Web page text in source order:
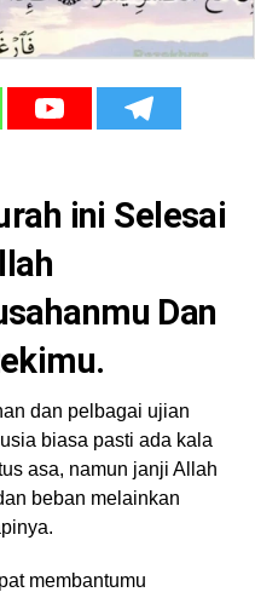
ini Selesai
Dan
dan pelbagai ujian
biasa pasti ada kala
asa, namun janji Allah
beban melainkan
membantumu